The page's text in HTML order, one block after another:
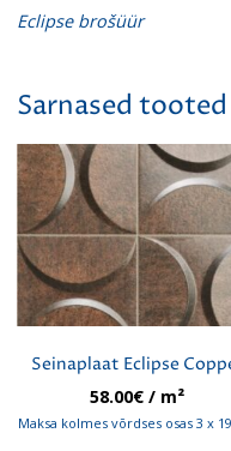
Eclipse brošüür
Sarnased tooted
Seinaplaat Eclipse
58.00€ / m²
Maksa kolmes võrdses osas 3 x